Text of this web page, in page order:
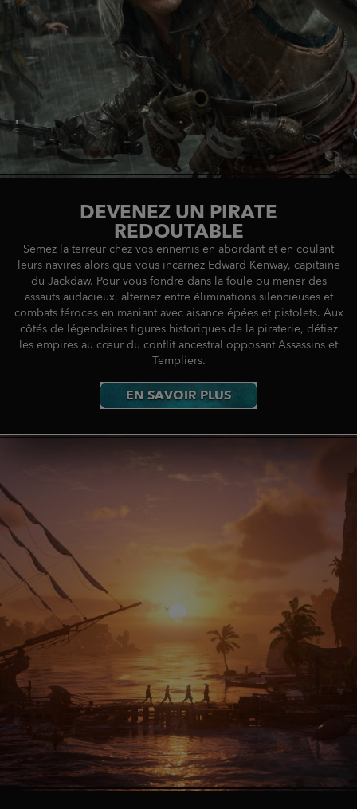
DEVENEZ UN PIRATE
REDOUTABLE
Semez la terreur chez vos ennemis en abordant et en coulant
leurs navires alors que vous incarnez Edward Kenway, capitaine
du Jackdaw. Pour vous fondre dans la foule ou mener des
assauts audacieux, alternez entre éliminations silencieuses et
combats féroces en maniant avec aisance épées et pistolets. Aux
côtés de légendaires figures historiques de la piraterie, défiez
les empires au cœur du conflit ancestral opposant Assassins et
Templiers.
EN SAVOIR PLUS